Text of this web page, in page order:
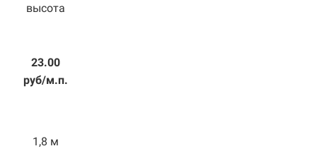
высота
23.00
руб/м.п.
1,8 м